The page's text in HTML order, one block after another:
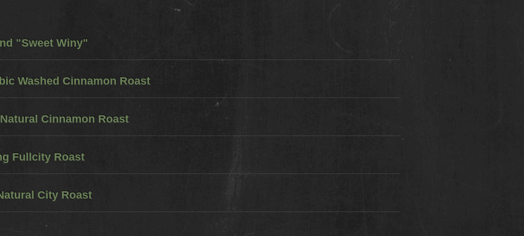
"Sweet Winy"
Washed Cinnamon Roast
Cinnamon Roast
Fullcity Roast
City Roast